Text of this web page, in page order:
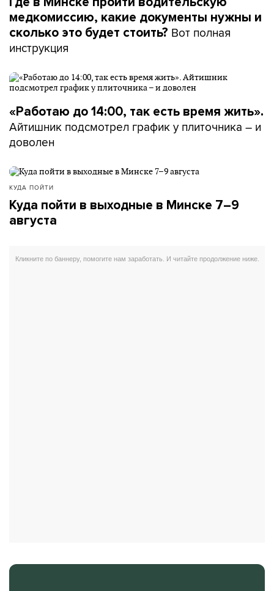
медкомиссию, какие документы нужны и
сколько это будет стоить? Вот полная
инструкция
«Работаю до 14:00, так есть время жить».
Айтишник подсмотрел график у плиточника – и
доволен
КУДА ПОЙТИ
Куда пойти в выходные в Минске 7–9
августа